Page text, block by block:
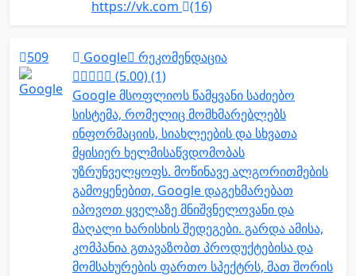
https://vk.com (16)
509 Google
რეკომენდაცია
(5.00) (1)
Google მსოფლიოს წამყვანი საძიებო
სისტემა, რომელიც მომხმარებლებს
ინფორმაციის, სიახლეების და სხვათა
მყისიერ ხელმისაწვდომობას
უზრუნველყოფს. მოწინავე ალგორითმების
გამოყენებით, Google დაგეხმარებათ
იპოვოთ ყველაზე მნიშვნელოვანი და
მაღალი ხარისხის შედეგები. გარდა ამისა,
კომპანია გთავაზობთ პროდუქტებისა და
მომსახურების ფართო სპექტრს, მათ შორის